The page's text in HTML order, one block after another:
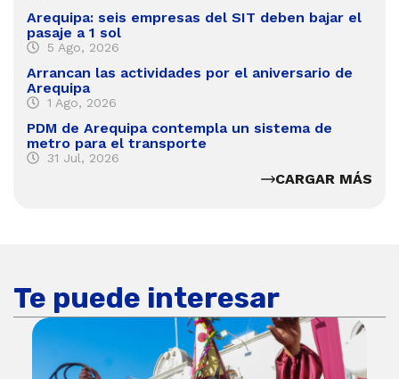
Arequipa: seis empresas del SIT deben bajar el
pasaje a 1 sol
5 Ago, 2026
Arrancan las actividades por el aniversario de
Arequipa
1 Ago, 2026
PDM de Arequipa contempla un sistema de
metro para el transporte
31 Jul, 2026
CARGAR MÁS
Te puede interesar